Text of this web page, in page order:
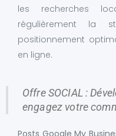
les recherches
régulièrement la
positionnement
en ligne.
Offre SOCIAL :
engagez votre
Posts Google My